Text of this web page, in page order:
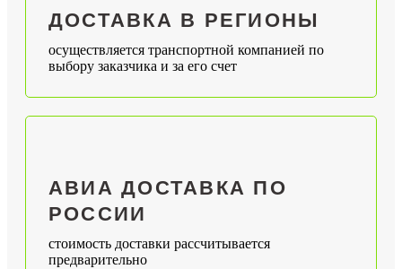
ДОСТАВКА В РЕГИОНЫ
осуществляется транспортной компанией по
выбору заказчика и за его счет
АВИА ДОСТАВКА ПО
РОССИИ
стоимость доставки рассчитывается
предварительно